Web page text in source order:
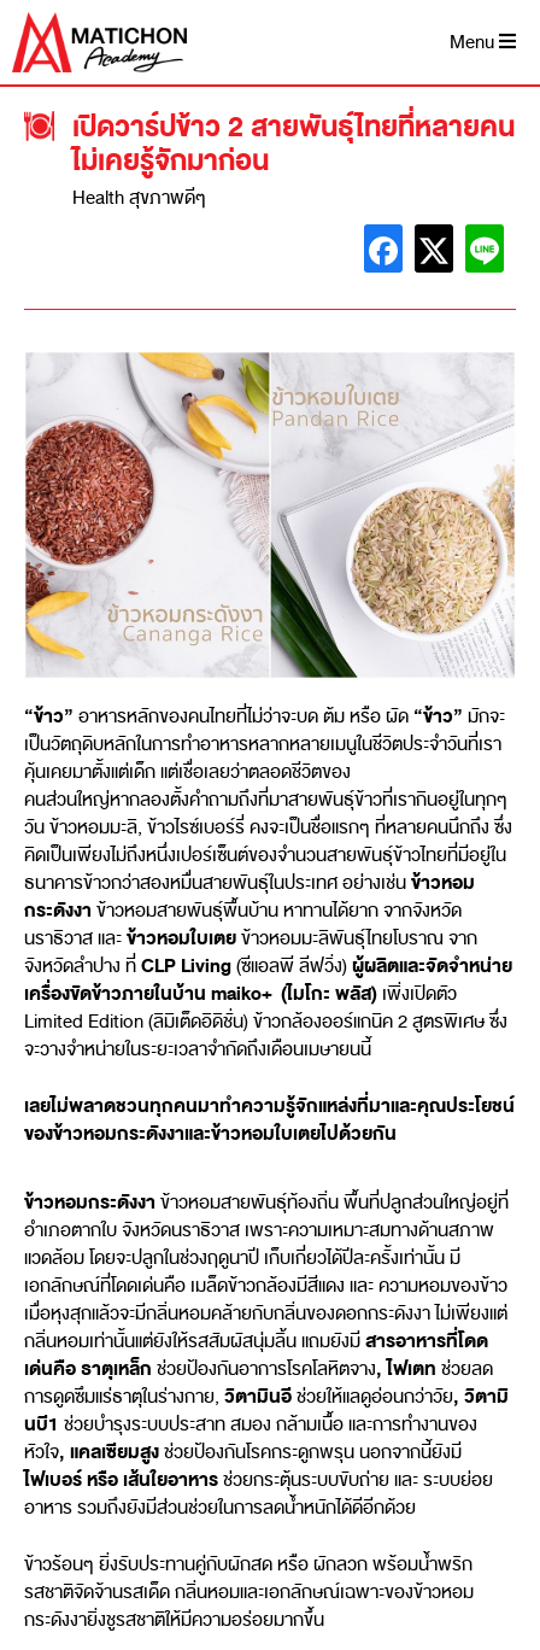
Menu
เปิดวาร์ปข้าว 2 สายพันธุ์ไทยที่หลายคน
ไม่เคยรู้จักมาก่อน
Health สุขภาพดีๆ
“ข้าว” อาหารหลักของคนไทยที่ไม่ว่าจะบด ต้ม หรือ ผัด “ข้าว” มักจะ
เป็นวัตถุดิบหลักในการทำอาหารหลากหลายเมนูในชีวิตประจำวันที่เรา
คุ้นเคยมาตั้งแต่เด็ก แต่เชื่อเลยว่าตลอดชีวิตของ
คนส่วนใหญ่หากลองตั้งคำถามถึงที่มาสายพันธุ์ข้าวที่เรากินอยู่ในทุกๆ
วัน ข้าวหอมมะลิ, ข้าวไรซ์เบอร์รี่ คงจะเป็นชื่อแรกๆ ที่หลายคนนึกถึง ซึ่ง
คิดเป็นเพียงไม่ถึงหนึ่งเปอร์เซ็นต์ของจำนวนสายพันธุ์ข้าวไทยที่มีอยู่ใน
ธนาคารข้าวกว่าสองหมื่นสายพันธุ์ในประเทศ อย่างเช่นข้าวหอม
กระดังงา ข้าวหอมสายพันธุ์พื้นบ้าน หาทานได้ยาก จากจังหวัด
นราธิวาส และข้าวหอมใบเตยข้าวหอมมะลิพันธุ์ไทยโบราณ จาก
จังหวัดลำปาง ที่CLP Living(ซีแอลพี ลีฟวิ่ง)ผู้ผลิตและจัดจำหน่าย
เครื่องขัดข้าวภายในบ้านmaiko+ (ไมโกะ พลัส) เพิ่งเปิดตัว
Limited Edition (ลิมิเต็ดอิดิชั่น) ข้าวกล้องออร์แกนิค 2 สูตรพิเศษ ซึ่ง
จะวางจำหน่ายในระยะเวลาจำกัดถึงเดือนเมษายนนี้
เลยไม่พลาดชวนทุกคนมาทำความรู้จักแหล่งที่มาและคุณประโยชน์
ของข้าวหอมกระดังงาและข้าวหอมใบเตยไปด้วยกัน
ข้าวหอมกระดังงา ข้าวหอมสายพันธุ์ท้องถิ่น พื้นที่ปลูกส่วนใหญ่อยู่ที่
อำเภอตากใบ จังหวัดนราธิวาส เพราะความเหมาะสมทางด้านสภาพ
แวดล้อม โดยจะปลูกในช่วงฤดูนาปี เก็บเกี่ยวได้ปีละครั้งเท่านั้น มี
เอกลักษณ์ที่โดดเด่นคือ เมล็ดข้าวกล้องมีสีแดง และ ความหอมของข้าว
เมื่อหุงสุกแล้วจะมีกลิ่นหอมคล้ายกับกลิ่นของดอกกระดังงา ไม่เพียงแต่
กลิ่นหอมเท่านั้นแต่ยังให้รสสัมผัสนุ่มลิ้น แถมยังมีสารอาหารที่โดด
เด่นคือ ธาตุเหล็ก ช่วยป้องกันอาการโรคโลหิตจาง, ไฟเตท ช่วยลด
การดูดซึมแร่ธาตุในร่างกาย, วิตามินอีช่วยให้แลดูอ่อนกว่าวัย, วิตามิ
นบี1 ช่วยบำรุงระบบประสาท สมอง กล้ามเนื้อ และการทำงานของ
หัวใจ, แคลเซียมสูงช่วยป้องกันโรคกระดูกพรุน นอกจากนี้ยังมี
ไฟเบอร์ หรือ เส้นใยอาหารช่วยกระตุ้นระบบขับถ่าย และ ระบบย่อย
อาหาร รวมถึงยังมีส่วนช่วยในการลดน้ำหนักได้ดีอีกด้วย
ข้าวร้อนๆ ยิ่งรับประทานคู่กับผักสด หรือ ผักลวก พร้อมน้ำพริก
รสชาติจัดจ้านรสเด็ด กลิ่นหอมและเอกลักษณ์เฉพาะของข้าวหอม
กระดังงายิ่งชูรสชาติให้มีความอร่อยมากขึ้น